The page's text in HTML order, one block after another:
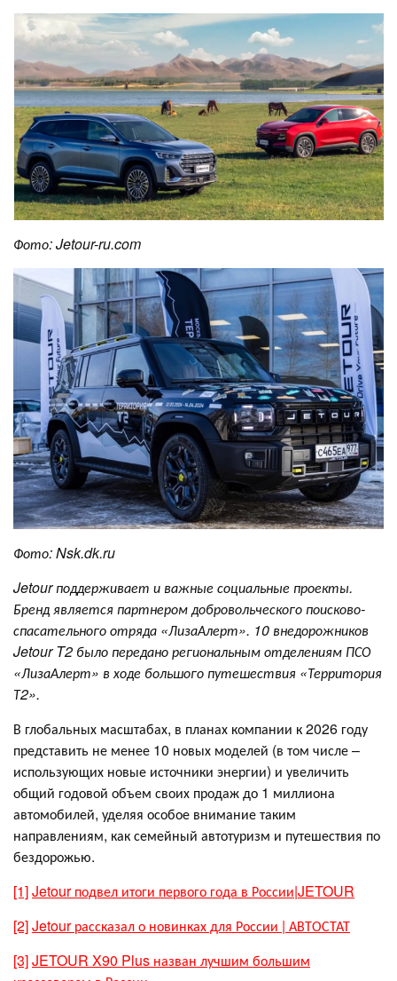
Фото:Jetour-ru.com
Фото:Nsk.dk.ru
Jetour поддерживает и важные социальные проекты.
Бренд является партнером добровольческого поисково-
спасательного отряда «ЛизаАлерт». 10 внедорожников
Jetour T2 было передано региональным отделениям ПСО
«ЛизаАлерт» в ходе большого путешествия «Территория
Т2».
В глобальных масштабах, в планах компании к 2026 году
представить не менее 10 новых моделей (в том числе –
использующих новые источники энергии) и увеличить
общий годовой объем своих продаж до 1 миллиона
автомобилей, уделяя особое внимание таким
направлениям, как семейный автотуризм и путешествия по
бездорожью.
[1]Jetour подвел итоги первого года в России|JETOUR
[2]Jetour рассказал о новинках для России | АВТОСТАТ
[3]JETOUR X90 Plus назван лучшим большим